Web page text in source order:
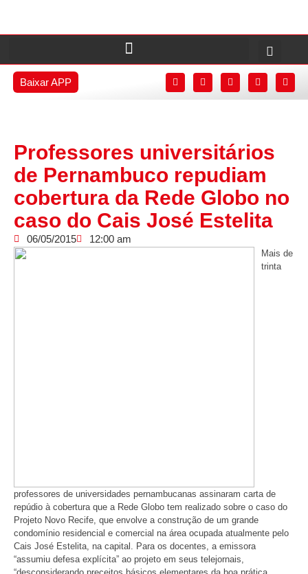
Baixar APP
Professores universitários
de Pernambuco repudiam
cobertura da Rede Globo no
caso do Cais José Estelita
06/05/2015 12:00 am
Mais de
trinta
professores de universidades pernambucanas assinaram carta de
repúdio à cobertura que a Rede Globo tem realizado sobre o caso do
Projeto Novo Recife, que envolve a construção de um grande
condomínio residencial e comercial na área ocupada atualmente pelo
Cais José Estelita, na capital. Para os docentes, a emissora
“assumiu defesa explícita” ao projeto em seus telejornais,